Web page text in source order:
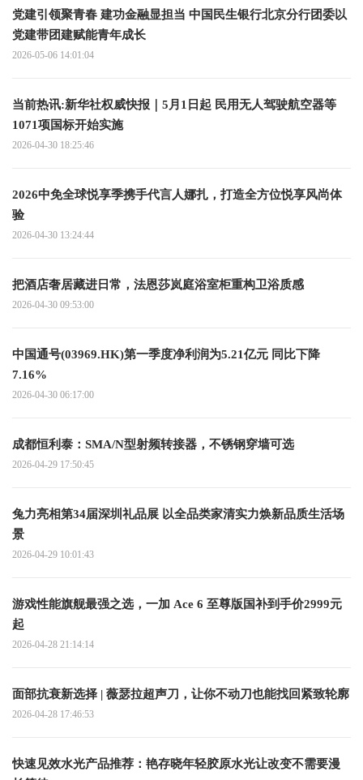
党建引领聚青春 建功金融显担当 中国民生银行北京分行团委以
党建带团建赋能青年成长
2026-05-06 14:01:04
当前热讯:新华社权威快报｜5月1日起 民用无人驾驶航空器等
1071项国标开始实施
2026-04-30 18:25:46
2026中免全球悦享季携手代言人娜扎，打造全方位悦享风尚体
验
2026-04-30 13:24:44
把酒店奢居藏进日常，法恩莎岚庭浴室柜重构卫浴质感
2026-04-30 09:53:00
中国通号(03969.HK)第一季度净利润为5.21亿元 同比下降
7.16%
2026-04-30 06:17:00
成都恒利泰：SMA/N型射频转接器，不锈钢穿墙可选
2026-04-29 17:50:45
兔力亮相第34届深圳礼品展 以全品类家清实力焕新品质生活场
景
2026-04-29 10:01:43
游戏性能旗舰最强之选，一加 Ace 6 至尊版国补到手价2999元
起
2026-04-28 21:14:14
面部抗衰新选择 | 薇瑟拉超声刀，让你不动刀也能找回紧致轮廓
2026-04-28 17:46:53
快速见效水光产品推荐：艳存晓年轻胶原水光让改变不需要漫